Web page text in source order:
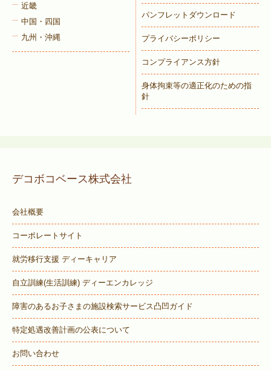
近畿
中国・四国
九州・沖縄
パンフレットダウンロード
プライバシーポリシー
コンプライアンス方針
身体拘束等の適正化のための指
針
デコボコベース株式会社
会社概要
コーポレートサイト
就労移行支援 ディーキャリア
自立訓練(生活訓練) ディーエンカレッジ
障害のあるお子さまの施設検索サービス凸凹ガイド
特定処遇改善計画の公表について
お問い合わせ